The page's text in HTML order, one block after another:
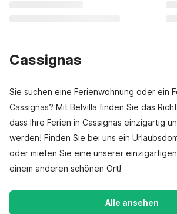
Cassignas
Sie suchen eine Ferienwohnung oder ein
Cassignas? Mit Belvilla finden Sie das
dass Ihre Ferien in Cassignas einzigartig
werden! Finden Sie bei uns ein
oder mieten Sie eine unserer
einem anderen schönen Ort!
Alle ansehen